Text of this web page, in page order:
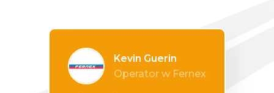
Kevin Guerin
Operator w Fernex